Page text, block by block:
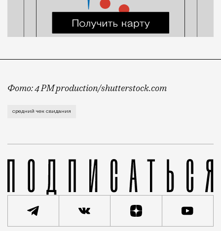
Фото: 4 PM production/shutterstock.com
Аналитики сервиса 2ГИС провели масштабное
средний чек свидания